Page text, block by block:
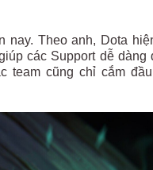
Theo anh, Dota
các Support dễ dàng
team cũng chỉ cắm